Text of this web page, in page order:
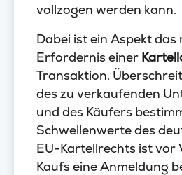
vollzogen werden kann.
Dabei ist ein Aspekt das
Erfordernis einer
Transaktion.
des zu verkaufenden
und des Käufers
Schwellenwerte des
EU-Kartellrechts ist vor
Kaufs eine Anmeldung